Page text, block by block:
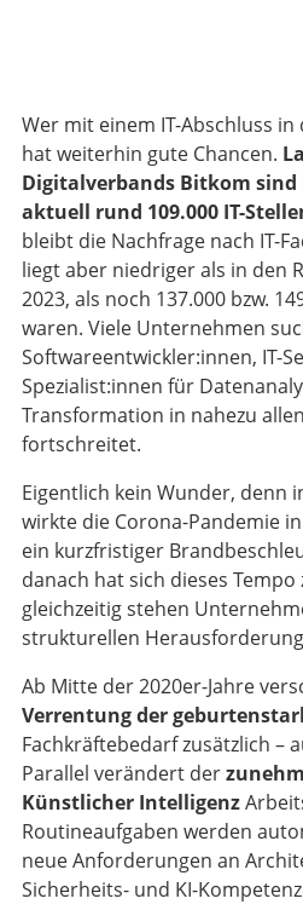
Wer mit einem IT-Abschluss
hat weiterhin gute Chancen.
Digitalverbands Bitkom sind
aktuell rund 109.000 IT-
bleibt die Nachfrage nach IT-
liegt aber niedriger als in den
2023, als noch 137.000 bzw.
waren. Viele Unternehmen
Softwareentwickler:innen, IT-
Spezialist:innen für
Transformation in nahezu
fortschreitet.
Eigentlich kein Wunder, denn
wirkte die Corona-Pandemie
ein kurzfristiger
danach hat sich dieses
gleichzeitig stehen
strukturellen
Ab Mitte der 2020er-Jahre
Verrentung der
Fachkräftebedarf zusätzlich –
Parallel verändert der
Künstlicher Intelligenz
Routineaufgaben werden
neue Anforderungen an
Sicherheits- und KI-